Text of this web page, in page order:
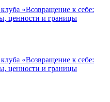
«Возвращение к себе:
ценности и границы
«Возвращение к себе:
ценности и границы